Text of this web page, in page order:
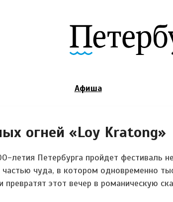
Афиша
огней «Loy Kratong»
летия Петербурга пройдет фестиваль
чуда, в котором одновременно
превратят этот вечер в романическую